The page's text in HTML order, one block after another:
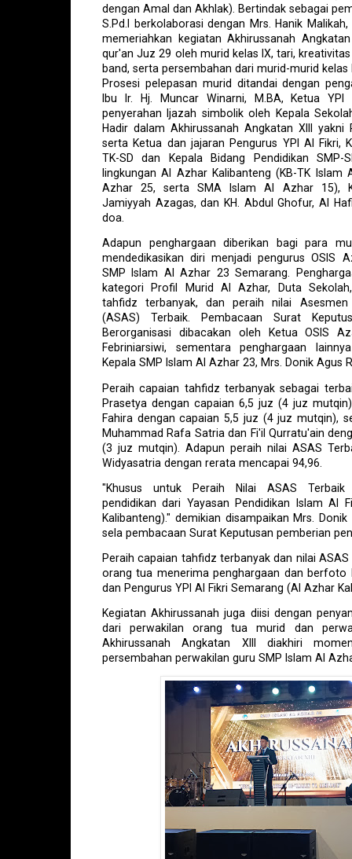
dengan Amal dan Akhlak). Bertindak sebagai
S.Pd.I berkolaborasi dengan Mrs. Hanik
memeriahkan kegiatan Akhirussanah
qur'an Juz 29 oleh murid kelas IX, tari,
band, serta persembahan dari murid-murid
Prosesi pelepasan murid ditandai dengan
Ibu Ir. Hj. Muncar Winarni, M.BA, Ketua
penyerahan Ijazah simbolik oleh Kepala
Hadir dalam Akhirussanah Angkatan XIII yakni
serta Ketua dan jajaran Pengurus YPI Al Fikri,
TK-SD dan Kepala Bidang Pendidikan SMP-
lingkungan Al Azhar Kalibanteng (KB-TK
Azhar 25, serta SMA Islam Al Azhar 15),
Jamiyyah Azagas, dan KH. Abdul Ghofur, Al
doa.
Adapun penghargaan diberikan bagi para
mendedikasikan diri menjadi pengurus OSIS
SMP Islam Al Azhar 23 Semarang.
kategori Profil Murid Al Azhar, Duta
tahfidz terbanyak, dan peraih nilai
(ASAS) Terbaik. Pembacaan Surat
Berorganisasi dibacakan oleh Ketua OSIS
Febriniarsiwi, sementara penghargaan
Kepala SMP Islam Al Azhar 23, Mrs. Donik Agus
Peraih capaian tahfidz terbanyak sebagai
Prasetya dengan capaian 6,5 juz (4 juz
Fahira dengan capaian 5,5 juz (4 juz mutqin),
Muhammad Rafa Satria dan Fi'il Qurratu'ain
(3 juz mutqin). Adapun peraih nilai ASAS
Widyasatria dengan rerata mencapai 94,96.
"Khusus untuk Peraih Nilai ASAS Terbaik
pendidikan dari Yayasan Pendidikan Islam Al
Kalibanteng)." demikian disampaikan Mrs.
sela pembacaan Surat Keputusan pemberian
Peraih capaian tahfidz terbanyak dan nilai
orang tua menerima penghargaan dan berfoto
dan Pengurus YPI Al Fikri Semarang (Al Azhar
Kegiatan Akhirussanah juga diisi dengan
dari perwakilan orang tua murid dan
Akhirussanah Angkatan XIII diakhiri
persembahan perwakilan guru SMP Islam Al